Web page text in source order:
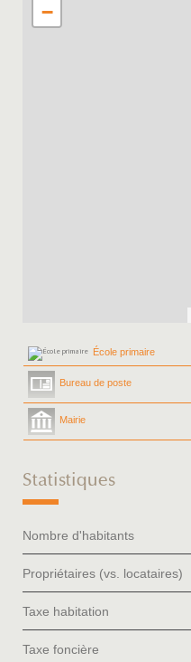
−
École primaire
Bureau de poste
Mairie
Statistiques
Nombre d'habitants
Propriétaires (vs. locataires)
Taxe habitation
Taxe foncière